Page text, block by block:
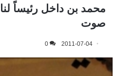
صوت
2011-07-04
0